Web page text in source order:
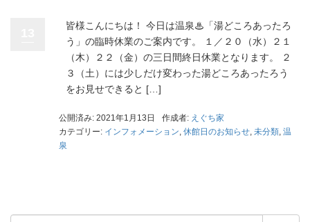
皆様こんにちは！ 今日は温泉♨「湯どころあったろ
う」の臨時休業のご案内です。 １／２０（水）２１
（木）２２（金）の三日間終日休業となります。 ２
３（土）には少しだけ変わった湯どころあったろう
をお見せできると […]
公開済み: 2021年1月13日 作成者: えぐち家
カテゴリー: インフォメーション, 休館日のお知らせ, 未分類, 温
泉